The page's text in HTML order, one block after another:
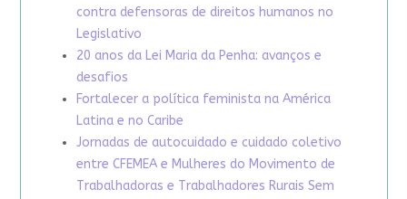
contra defensoras de direitos humanos no
Legislativo
20 anos da Lei Maria da Penha: avanços e
desafios
Fortalecer a política feminista na América
Latina e no Caribe
Jornadas de autocuidado e cuidado coletivo
entre CFEMEA e Mulheres do Movimento de
Trabalhadoras e Trabalhadores Rurais Sem